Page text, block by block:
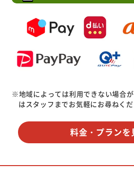
※地域によっては利用できない場合
はスタッフまでお気軽にお尋ねくだ
料金・プランを